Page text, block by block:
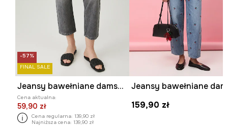
-57%
FINAL SALE
Jeansy bawełniane damskie boyfriend z efektem sprania
Cena aktualna:
59,90 zł
Cena regularna: 139,90 zł
Najniższa cena: 139,90 zł
159,90 zł